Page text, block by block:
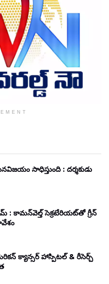
సాధిస్తుంది : దర్శకుడు
: కామన్‌వెల్త్ సెక్రటేరియట్‌తో గ్రీన్
క్యాన్సర్ హాస్పిటల్ & రీసెర్చ్